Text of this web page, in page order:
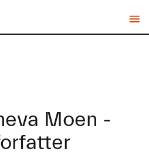
Moen -